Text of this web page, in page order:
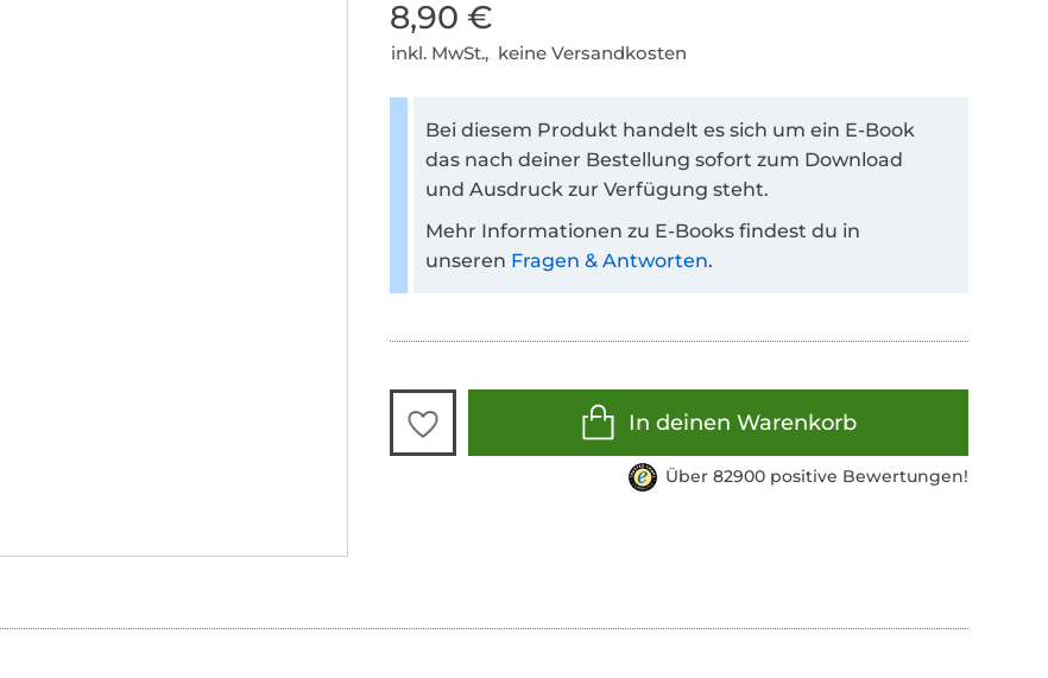
8,90 €
inkl. MwSt., keine Versandkosten
Bei diesem Produkt handelt es sich um ein E-Book
das nach deiner Bestellung sofort zum Download
und Ausdruck zur Verfügung steht.
Mehr Informationen zu E-Books findest du in
unseren Fragen & Antworten.
In deinen Warenkorb
Über 82900 positive Bewertungen!